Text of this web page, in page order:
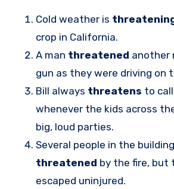
Cold weather is
crop in California.
A man threatened another
gun as they were driving on
Bill always threatens to
whenever the kids across
big, loud parties.
Several people in the
threatened by the fire, but
escaped uninjured.